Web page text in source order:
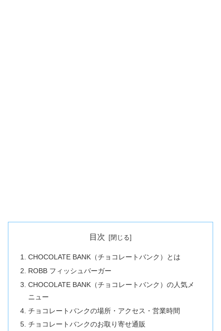
目次
CHOCOLATE BANK（チョコレートバンク）とは
ROBB フィッシュバーガー
CHOCOLATE BANK（チョコレートバンク）の人気メ
ニュー
チョコレートバンクの場所・アクセス・営業時間
チョコレートバンクのお取り寄せ通販